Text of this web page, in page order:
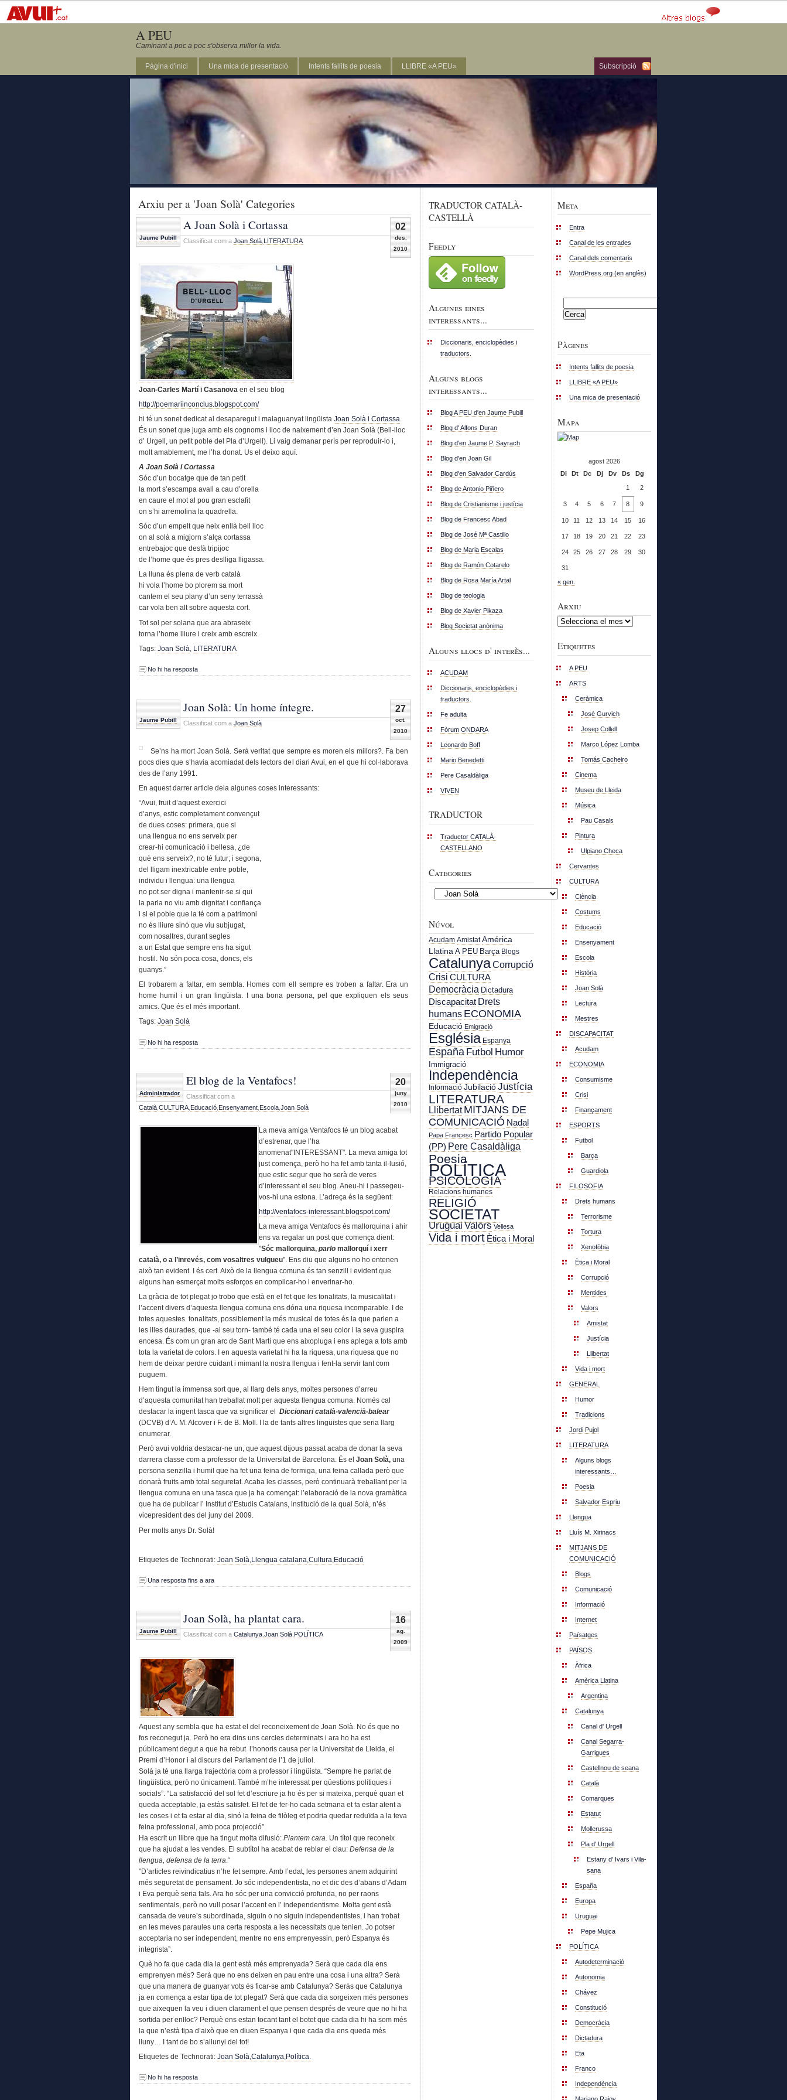
A PEU
Caminant a poc a poc s'observa millor la vida.
Subscripció
Pàgina d'inici Una mica de presentació Intents fallits de poesia LLIBRE «A PEU»
Arxiu per a 'Joan Solà' Categories
02
des.
2010
Jaume Pubill
A Joan Solà i Cortassa
Classificat com a Joan Solà LITERATURA
Joan-Carles Martí i Casanova en el seu blog
http://poemariinconclus.blogspot.com/
hi té un sonet dedicat al desaparegut i malaguanyat lingüista Joan Solà i Cortassa.
És un sonet que juga amb els cognoms i lloc de naixement d’en Joan Solà (Bell-lloc
d’ Urgell, un petit poble del Pla d’Urgell). Li vaig demanar perís per reproduir-lo i,
molt amablement, me l’ha donat. Us el deixo aquí.
A Joan Solà i Cortassa
Sóc d’un bocatge que de tan petit
la mort s’escampa avall a cau d’orella
en caure el mot al pou gran esclafit
on s’hi arremolina la quadrella.
Sóc d’un empelt que neix enllà bell lloc
on al solà a migjorn s’alça cortassa
entrebajoc que desfà tripijoc
de l’home que és pres deslliga lligassa.
La lluna és plena de verb català
hi vola l’home bo plorem sa mort
cantem el seu plany d’un seny terrassà
car vola ben alt sobre aquesta cort.
Tot sol per solana que ara abraseix
torna l’home lliure i creix amb escreix.
Tags: Joan Solà LITERATURA
No hi ha resposta
27
oct.
2010
Jaume Pubill
Joan Solà: Un home íntegre.
Classificat com a Joan Solà
Se’ns ha mort Joan Solà. Serà veritat que sempre es moren els millors?. Fa ben
pocs dies que s’havia acomiadat dels lectors del diari Avui, en el que hi col·laborava
des de l’any 1991.
En aquest darrer article deia algunes coses interessants:
“Avui, fruit d’aquest exercici
d’anys, estic completament convençut
de dues coses: primera, que si
una llengua no ens serveix per
crear-hi comunicació i bellesa, ¿de
què ens serveix?, no té futur; i segona,
del lligam inextricable entre poble,
individu i llengua: una llengua
no pot ser digna i mantenir-se si qui
la parla no viu amb dignitat i confiança
i si el poble que la té com a patrimoni
no és lliure sinó que viu subjugat,
com nosaltres, durant segles
a un Estat que sempre ens ha sigut
hostil. No són poca cosa, doncs, els
guanys.”
El trobarem a faltar, em sembla. Homes com ell sempre es troben a faltar. Era un
home humil i un gran lingüista. I una bona persona, pel que expliquen els seus
amics. Que és el més important.
Tags: Joan Solà
No hi ha resposta
20
juny
2010
Administrador
El blog de la Ventafocs!
Classificat com a
Català CULTURA Educació Ensenyament Escola Joan Solà
La meva amiga Ventafocs té un blog acabat
d’estrenar, que l’ha
anomenat"INTERESSANT". La meva amiga tot
just comença, però ho ha fet amb tanta il·lusió,
que estic segur que ho serà de veres
d’interessant el seu blog. Aneu-hi i passegeu-
vos-hi una estona. L’adreça és la següent:
http://ventafocs-interessant.blogspot.com/
La meva amiga Ventafocs és mallorquina i ahir
ens va regalar un post que comença dient:
"Sóc mallorquina, parlo mallorquí i xerr
català, o a l’inrevés, com vosaltres vulgueu". Ens diu que alguns no ho entenen
això tan evident. I és cert. Això de la llengua comuna és tan senzill i evident que
alguns han esmerçat molts esforços en complicar-ho i enverinar-ho.
La gràcia de tot plegat jo trobo que està en el fet que les tonalitats, la musicalitat i
l’accent divers d’aquesta llengua comuna ens dóna una riquesa incomparable. I de
totes aquestes tonalitats, possiblement la més musical de totes és la que parlen a
les illes daurades, que -al seu torn- també té cada una el seu color i la seva guspira
encesa. És com un gran arc de Sant Martí que ens aixopluga i ens aplega a tots amb
tota la varietat de colors. I en aquesta varietat hi ha la riquesa, una riquesa que no
hem de deixar perdre cuidant i mimant la nostra llengua i fent-la servir tant com
puguem.
Hem tingut la immensa sort que, al llarg dels anys, moltes persones d’arreu
d’aquesta comunitat han treballat molt per aquesta llengua comuna. Només cal
destacar la ingent tasca que va significar el Diccionari català-valencià-balear
(DCVB) d’A. M. Alcover i F. de B. Moll. I la de tants altres lingüistes que seria llarg
enumerar.
Però avui voldria destacar-ne un, que aquest dijous passat acaba de donar la seva
darrera classe com a professor de la Universitat de Barcelona. És el Joan Solà, una
persona senzilla i humil que ha fet una feina de formiga, una feina callada però que
donarà fruits amb total seguretat. Acaba les classes, però continuarà treballant per la
llengua comuna en una tasca que ja ha començat: l’elaboració de la nova gramàtica
que ha de publicar l’ Institut d’Estudis Catalans, institució de la qual Solà, n’és
vicepresident des del juny del 2009.
Per molts anys Dr. Solà!
Etiquetes de Technorati: Joan Solà Llengua catalana Cultura Educació
Una resposta fins a ara
16
ag.
2009
Jaume Pubill
Joan Solà, ha plantat cara.
Classificat com a Catalunya Joan Solà POLÍTICA
Aquest any sembla que ha estat el del reconeixement de Joan Solà. No és que no
fos reconegut ja. Però ho era dins uns cercles determinats i ara ho ha est
públicament degut a que ha rebut l’honoris causa per la Universitat de Lleida, el
Premi d’Honor i al discurs del Parlament de l’1 de juliol.
Solà ja té una llarga trajectòria com a professor i lingüista. “Sempre he parlat de
lingüística, però no únicament. També m’he interessat per qüestions polítiques i
socials”. “La satisfacció del sol fet d’escriure ja ho és per si mateixa, perquè quan et
queda acceptable, ja estàs satisfet. El fet de fer-ho cada setmana et fa estar atent a
les coses i et fa estar al dia, sinó la feina de filòleg et podria quedar reduïda a la teva
feina professional, amb poca projecció”.
Ha escrit un llibre que ha tingut molta difusió: Plantem cara. Un títol que reconeix
que ha ajudat a les vendes. El subtítol ha acabat de reblar el clau: Defensa de la
llengua, defensa de la terra.“
"D’articles reivindicatius n’he fet sempre. Amb l’edat, les persones anem adquirint
més seguretat de pensament. Jo sóc independentista, no et dic des d’abans d’Adam
i Eva perquè seria fals. Ara ho sóc per una convicció profunda, no per raons
sentimentals, però no vull posar l’accent en l’ independentisme. Molta gent està
cansada de veure’s subordinada, siguin o no siguin independentistes, i han trobat
en les meves paraules una certa resposta a les necessitats que tenien. Jo potser
acceptaria no ser independent, mentre no ens emprenyessin, però Espanya és
integrista”.
Què ho fa que cada dia la gent està més emprenyada? Serà que cada dia ens
emprenyen més? Serà que no ens deixen en pau entre una cosa i una altra? Serà
que una manera de guanyar vots és ficar-se amb Catalunya? Seràs que Catalunya
ja en comença a estar tipa de tot plegat? Serà que cada dia sorgeixen més persones
que aixequen la veu i diuen clarament el que pensen després de veure que no hi ha
sortida per enlloc? Perquè ens estan tocant tant el botet que cada dia hi ha som més
la que n’està tipa d’això que en diuen Espanya i que cada dia ens queda més
lluny… I tant de bo s’allunyi del tot!
Etiquetes de Technorati: Joan Solà,Catalunya,Política.
No hi ha resposta
TRADUCTOR CATALÀ-
CASTELLÀ
Feedly
Algunes eines
interessants...
Diccionaris, enciclopèdies i
traductors.
Alguns blogs
interessants...
Blog A PEU d'en Jaume Pubill
Blog d' Alfons Duran
Blog d'en Jaume P. Sayrach
Blog d'en Joan Gil
Blog d'en Salvador Cardús
Blog de Antonio Piñero
Blog de Cristianisme i justícia
Blog de Francesc Abad
Blog de José Mª Castillo
Blog de Maria Escalas
Blog de Ramón Cotarelo
Blog de Rosa María Artal
Blog de teologia
Blog de Xavier Pikaza
Blog Societat anònima
Alguns llocs d' interès...
ACUDAM
Diccionaris, enciclopèdies i
traductors.
Fe adulta
Fòrum ONDARA
Leonardo Boff
Mario Benedetti
Pere Casaldàliga
VIVEN
TRADUCTOR
Traductor CATALÀ-
CASTELLANO
Categories
Categories
Núvol
Acudam Amistat América
Llatina A PEU Barça Blogs
CatalunyaCorrupció
Crisi CULTURA
Democràcia Dictadura
Discapacitat Drets
humans ECONOMIA
Educació Emigració
Església Espanya
España Futbol Humor
Immigració
Independència
Informació JubilacióJustícia
LITERATURA
LlibertatMITJANS DE
COMUNICACIÓ Nadal
Papa Francesc Partido Popular
(PP) Pere Casaldàliga
Poesia
POLÍTICA
PSICOLOGIA
Relacions humanes
RELIGIÓ
SOCIETAT
Uruguai Valors Vellesa
Vida i mort Ètica i Moral
Meta
Entra
Canal de les entrades
Canal dels comentaris
WordPress.org (en anglès)
Pàgines
Intents fallits de poesia
LLIBRE «A PEU»
Una mica de presentació
Mapa
agost 2026
Dl
Dt Dc Dj Dv Ds
Dg
1
2
3 4 5 6 7 8 9
10 11 12 13 14 15 16
17 18 19 20 21 22 23
24 25 26 27 28 29 30
31
« gen.
Arxiu
Arxiu
Etiquetes
A PEU
ARTS
Ceràmica
José Gurvich
Josep Collell
Marco López Lomba
Tomás Cacheiro
Cinema
Museu de Lleida
Música
Pau Casals
Pintura
Ulpiano Checa
Cervantes
CULTURA
Ciència
Costums
Educació
Ensenyament
Escola
Història
Joan Solà
Lectura
Mestres
DISCAPACITAT
Acudam
ECONOMIA
Consumisme
Crisi
Finançament
ESPORTS
Futbol
Barça
Guardiola
FILOSOFIA
Drets humans
Terrorisme
Tortura
Xenofòbia
Ètica i Moral
Corrupció
Mentides
Valors
Amistat
Justícia
Llibertat
Vida i mort
GENERAL
Humor
Tradicions
Jordi Pujol
LITERATURA
Alguns blogs
interessants…
Poesia
Salvador Espriu
Llengua
Lluís M. Xirinacs
MITJANS DE
COMUNICACIÓ
Blogs
Comunicació
Informació
Internet
Païsatges
PAÏSOS
Àfrica
Amèrica Llatina
Argentina
Catalunya
Canal d' Urgell
Canal Segarra-
Garrigues
Castellnou de seana
Català
Comarques
Estatut
Mollerussa
Pla d' Urgell
Estany d' Ivars i Vila-
sana
España
Europa
Uruguai
Pepe Mujica
POLÍTICA
Autodeterminació
Autonomia
Chávez
Constitució
Democràcia
Dictadura
Eta
Franco
Independència